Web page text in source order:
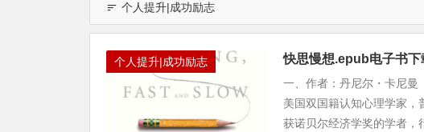
个人提升|成功励志
个人提升|成功励志 快思慢想.epub电子书下
一、作者：丹尼尔・卡尼曼
美国双国籍认知心理学家
获诺贝尔经济学奖的学者，